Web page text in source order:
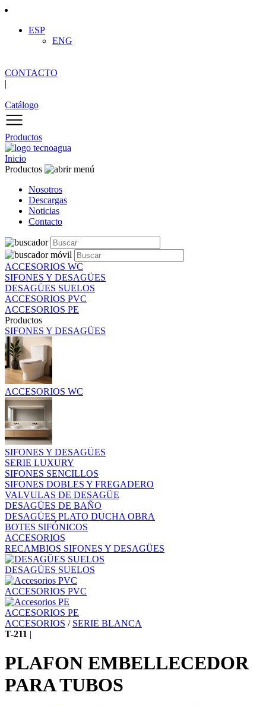
ESP
ENG
CONTACTO
|
Catálogo
Productos
Inicio
Productos
Nosotros
Descargas
Noticias
Contacto
ACCESORIOS WC
SIFONES Y DESAGÜES
DESAGÜES SUELOS
ACCESORIOS PVC
ACCESORIOS PE
Productos
SIFONES Y DESAGÜES
ACCESORIOS WC
SIFONES Y DESAGÜES
SERIE LUXURY
SIFONES SENCILLOS
SIFONES DOBLES Y FREGADERO
VALVULAS DE DESAGÜE
DESAGÜES DE BAÑO
DESAGÜES PLATO DUCHA OBRA
BOTES SIFÓNICOS
ACCESORIOS
RECAMBIOS SIFONES Y DESAGÜES
DESAGÜES SUELOS
ACCESORIOS PVC
ACCESORIOS PE
ACCESORIOS / SERIE BLANCA
T-211 |
PLAFON EMBELLECEDOR
PARA TUBOS